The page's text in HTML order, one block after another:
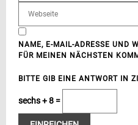
NAME, E-MAIL-ADRESSE UND
FÜR MEINEN NÄCHSTEN
BITTE GIB EINE ANTWORT IN
sechs + 8 =